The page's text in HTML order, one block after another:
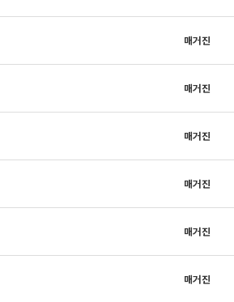
매거진
매거진
매거진
매거진
매거진
매거진